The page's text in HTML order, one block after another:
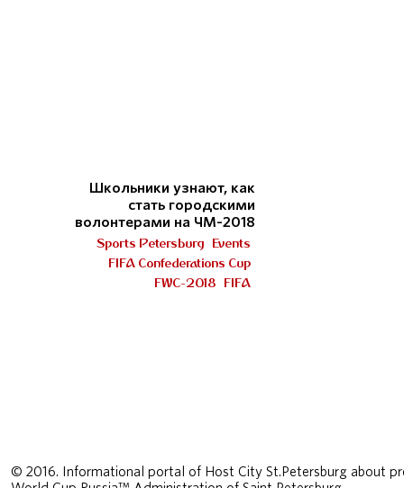
Школьники узнают, как
стать городскими
волонтерами на ЧМ-2018
Sports Petersburg Events
FIFA Confederations Cup
FWC-2018 FIFA
© 2016. Informational portal of Host City St.Petersburg about